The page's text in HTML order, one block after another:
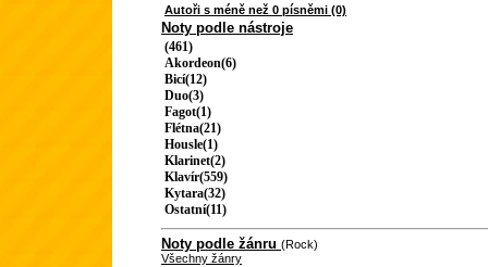
Autoři s méně než 0 písněmi (0)
Noty podle nástroje
(461)
Akordeon(6)
Bicí(12)
Duo(3)
Fagot(1)
Flétna(21)
Housle(1)
Klarinet(2)
Klavír(559)
Kytara(32)
Ostatní(11)
Noty podle žánru (Rock)
Všechny žánry